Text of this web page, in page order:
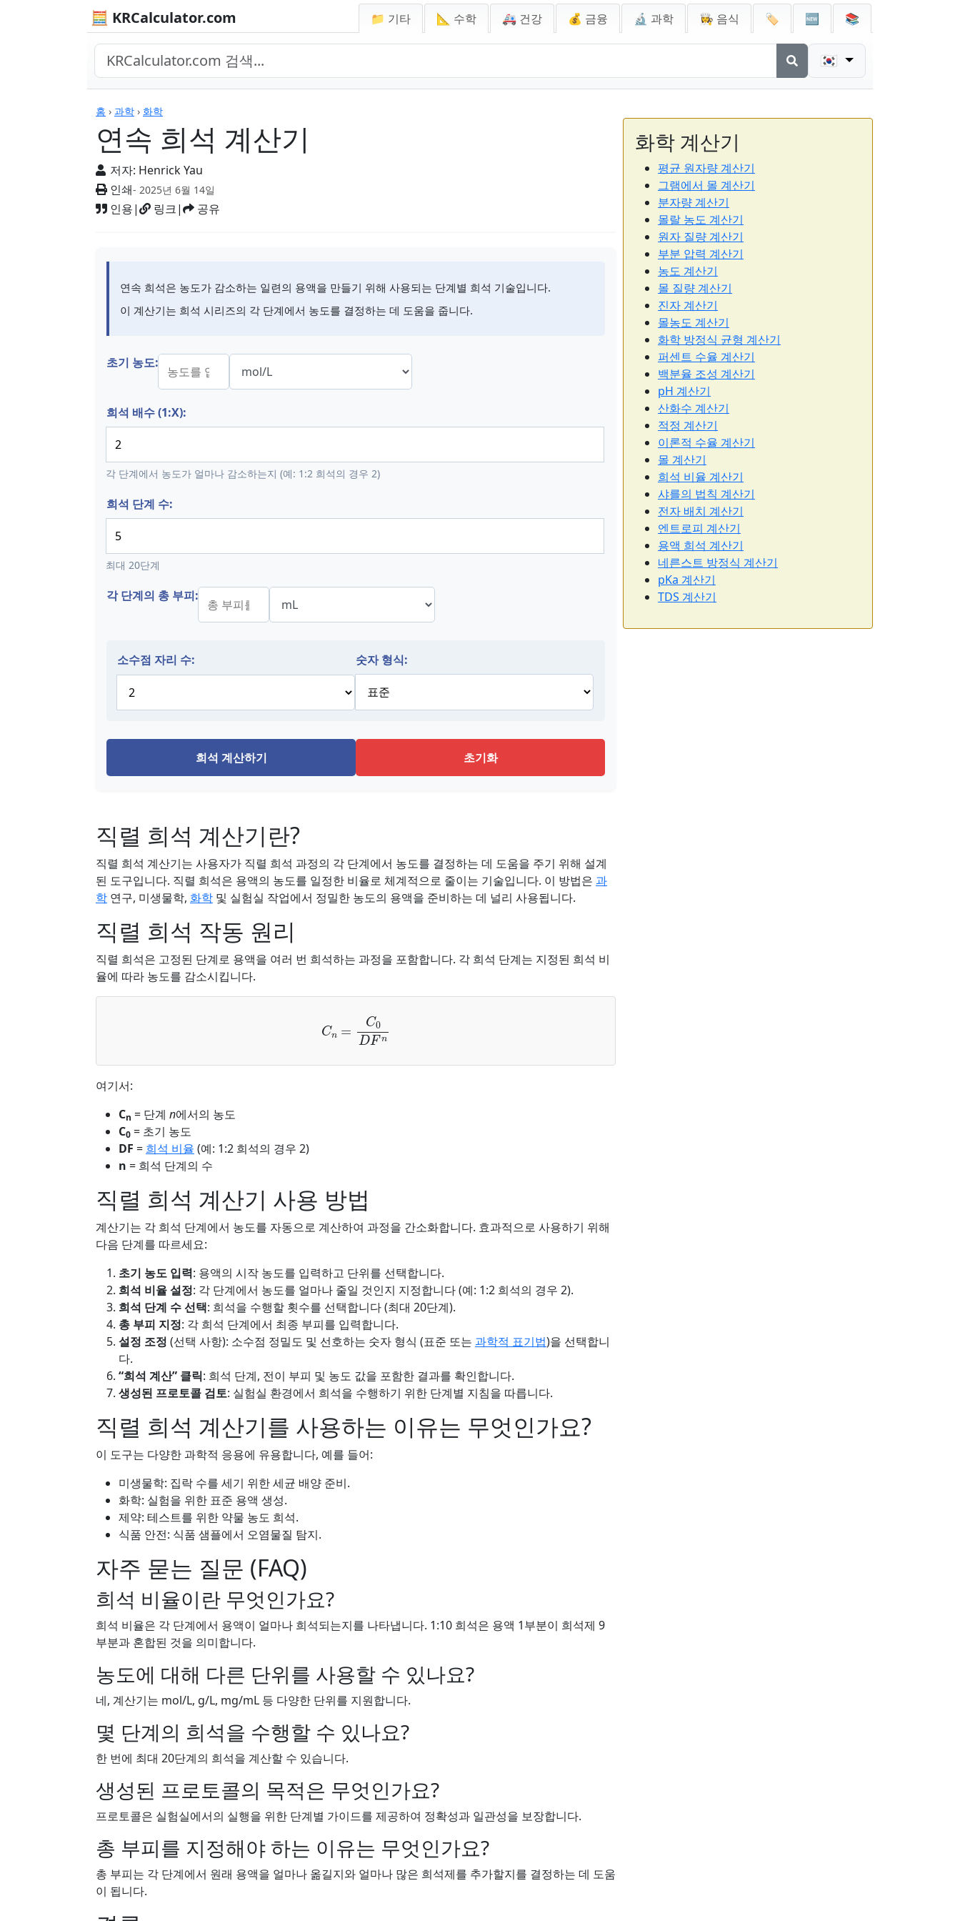
🧮 KRCalculator.com 📁 기타 📐 수학 🚑 건강 💰 금융 🔬 과학 👩‍🍳 음식 🏷️ 🆕 📚
🇰🇷
홈 › 과학 › 화학
연속 희석 계산기
저자: Henrick Yau
인쇄- 2025년 6월 14일
인용| 링크| 공유
계산기
연속 희석은 농도가 감소하는 일련의 용액을 만들기 위해 사용되는 단계별 희석 기술입니다.
이 계산기는 희석 시리즈의 각 단계에서 농도를 결정하는 데 도움을 줍니다.
초기 농도:
희석 배수 (1:X):
각 단계에서 농도가 얼마나 감소하는지 (예: 1:2 희석의 경우 2)
희석 단계 수:
최대 20단계
각 단계의 총 부피:
소수점 자리 수: 숫자 형식:
희석 계산하기 초기화
직렬 희석 계산기란?
직렬 희석 계산기는 사용자가 직렬 희석 과정의 각 단계에서 농도를 결정하는 데 도움을 주기 위해 설계
된 도구입니다. 직렬 희석은 용액의 농도를 일정한 비율로 체계적으로 줄이는 기술입니다. 이 방법은 과
학 연구, 미생물학, 화학 및 실험실 작업에서 정밀한 농도의 용액을 준비하는 데 널리 사용됩니다.
직렬 희석 작동 원리
직렬 희석은 고정된 단계로 용액을 여러 번 희석하는 과정을 포함합니다. 각 희석 단계는 지정된 희석 비
율에 따라 농도를 감소시킵니다.
DF
여기서:
Cn = 단계 n에서의 농도
C0 = 초기 농도
DF = 희석 비율 (예: 1:2 희석의 경우 2)
n = 희석 단계의 수
직렬 희석 계산기 사용 방법
계산기는 각 희석 단계에서 농도를 자동으로 계산하여 과정을 간소화합니다. 효과적으로 사용하기 위해
다음 단계를 따르세요:
초기 농도 입력: 용액의 시작 농도를 입력하고 단위를 선택합니다.
희석 비율 설정: 각 단계에서 농도를 얼마나 줄일 것인지 지정합니다 (예: 1:2 희석의 경우 2).
희석 단계 수 선택: 희석을 수행할 횟수를 선택합니다 (최대 20단계).
총 부피 지정: 각 희석 단계에서 최종 부피를 입력합니다.
설정 조정 (선택 사항): 소수점 정밀도 및 선호하는 숫자 형식 (표준 또는 과학적 표기법)을 선택합니
다.
“희석 계산” 클릭: 희석 단계, 전이 부피 및 농도 값을 포함한 결과를 확인합니다.
생성된 프로토콜 검토: 실험실 환경에서 희석을 수행하기 위한 단계별 지침을 따릅니다.
직렬 희석 계산기를 사용하는 이유는 무엇인가요?
이 도구는 다양한 과학적 응용에 유용합니다, 예를 들어:
미생물학: 집락 수를 세기 위한 세균 배양 준비.
화학: 실험을 위한 표준 용액 생성.
제약: 테스트를 위한 약물 농도 희석.
식품 안전: 식품 샘플에서 오염물질 탐지.
자주 묻는 질문 (FAQ)
희석 비율이란 무엇인가요?
희석 비율은 각 단계에서 용액이 얼마나 희석되는지를 나타냅니다. 1:10 희석은 용액 1부분이 희석제 9
부분과 혼합된 것을 의미합니다.
농도에 대해 다른 단위를 사용할 수 있나요?
네, 계산기는 mol/L, g/L, mg/mL 등 다양한 단위를 지원합니다.
몇 단계의 희석을 수행할 수 있나요?
한 번에 최대 20단계의 희석을 계산할 수 있습니다.
생성된 프로토콜의 목적은 무엇인가요?
프로토콜은 실험실에서의 실행을 위한 단계별 가이드를 제공하여 정확성과 일관성을 보장합니다.
총 부피를 지정해야 하는 이유는 무엇인가요?
총 부피는 각 단계에서 원래 용액을 얼마나 옮길지와 얼마나 많은 희석제를 추가할지를 결정하는 데 도움
이 됩니다.
화학 계산기
평균 원자량 계산기
그램에서 몰 계산기
분자량 계산기
몰랄 농도 계산기
원자 질량 계산기
부분 압력 계산기
농도 계산기
몰 질량 계산기
진자 계산기
몰농도 계산기
화학 방정식 균형 계산기
퍼센트 수율 계산기
백분율 조성 계산기
pH 계산기
산화수 계산기
적정 계산기
이론적 수율 계산기
몰 계산기
희석 비율 계산기
샤를의 법칙 계산기
전자 배치 계산기
엔트로피 계산기
용액 희석 계산기
네른스트 방정식 계산기
pKa 계산기
TDS 계산기